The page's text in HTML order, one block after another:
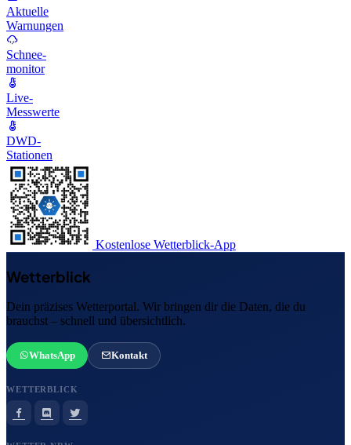
Aktuelle
Warnungen
Schnee-
monitor
Live-
Messwerte
DWD-
Stationen
Kostenlose Wetterblick-App
Wetterblick
Dein präzises Wetterportal. Wir bringen dir die Daten, die du
brauchst – schnell und übersichtlich.
WhatsApp Kontakt
WETTERBLICK